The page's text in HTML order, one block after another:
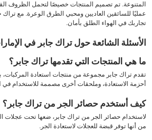
المتنوعة. تم تصميم المنتجات خصيصًا لتحمل الظروف
عمليًا للسائقين العاديين ومحبي الطرق الوعرة. مع تراك
تجاربك في الهواء الطلق بأمان.
الأسئلة الشائعة حول تراك جابر في
ما هي المنتجات التي تقدمها تراك جابر؟
تقدم تراك جابر مجموعة من منتجات استعادة المركبات،
أحزمة الاستعادة، وملحقات أخرى مصممة للاستخدام في
كيف أستخدم حصائر الجر من تراك جابر؟
لاستخدام حصائر الجر من تراك جابر، ضعها تحت عجلات
من أنها توفر قبضة للعجلات لاستعادة الجر.